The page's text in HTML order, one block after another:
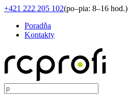
+421 222 205 102(po–pia: 8–16 hod.)
Poradňa
Kontakty